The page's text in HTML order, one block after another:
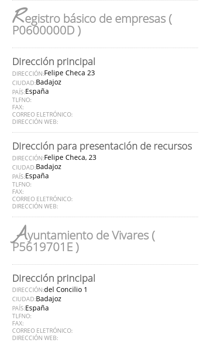
Registro básico de empresas (
P0600000D )
Dirección principal
DIRECCIÓN:Felipe Checa 23
CIUDAD:Badajoz
PAÍS:España
TLFNO:
FAX:
CORREO ELETRÓNICO:
DIRECCIÓN WEB:
Dirección para presentación de recursos
DIRECCIÓN:Felipe Checa, 23
CIUDAD:Badajoz
PAÍS:España
TLFNO:
FAX:
CORREO ELETRÓNICO:
DIRECCIÓN WEB:
Ayuntamiento de Vivares (
P5619701E )
Dirección principal
DIRECCIÓN:del Concilio 1
CIUDAD:Badajoz
PAÍS:España
TLFNO:
FAX:
CORREO ELETRÓNICO:
DIRECCIÓN WEB: